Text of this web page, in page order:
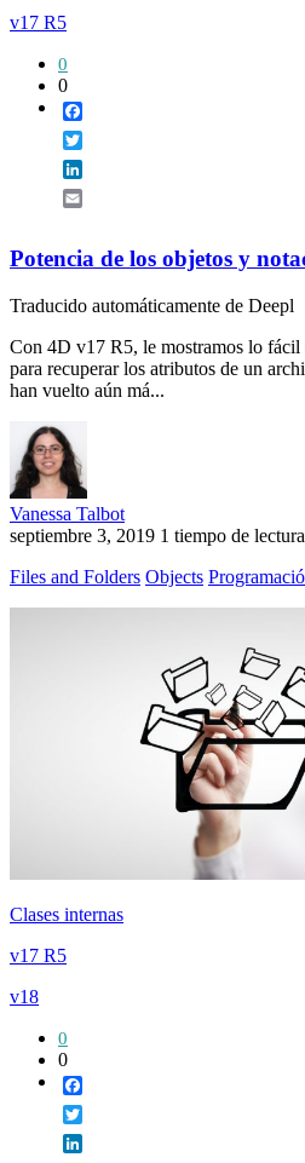
v17 R5
0
0
Potencia de los objetos y
Traducido automáticamente de Deepl
Con 4D v17 R5, le mostramos lo fácil
para recuperar los atributos de un
han vuelto aún má...
Vanessa Talbot
septiembre 3, 2019 1 tiempo de lectura
Files and Folders Objects
Clases internas
v17 R5
v18
0
0